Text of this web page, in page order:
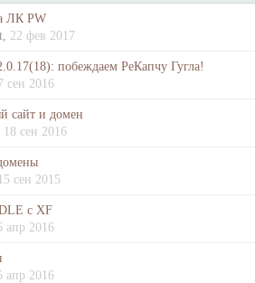
ЛК PW
, 22 фев 2017
побеждаем РеКапчу Гугла!
сен 2016
сайт и домен
18 сен 2016
15 сен 2015
с XF
апр 2016
апр 2016